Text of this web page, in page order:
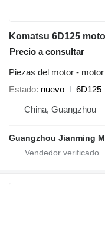
Komatsu 6D125
Precio a consultar
Piezas del motor - motor
Estado nuevo 6D125
China, Guangzhou